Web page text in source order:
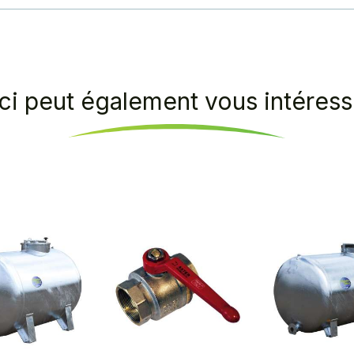
peut également vous